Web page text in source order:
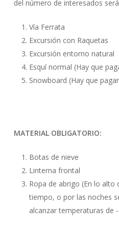
del número de interesados
Vía Ferrata
Excursión con Raquetas
Excursión entorno natural
Esquí normal (Hay que
Snowboard (Hay que
MATERIAL OBLIGATORIO:
Botas de nieve
Linterna frontal
Ropa de abrigo (En lo
tiempo, o por las noches
alcanzar temperaturas de -